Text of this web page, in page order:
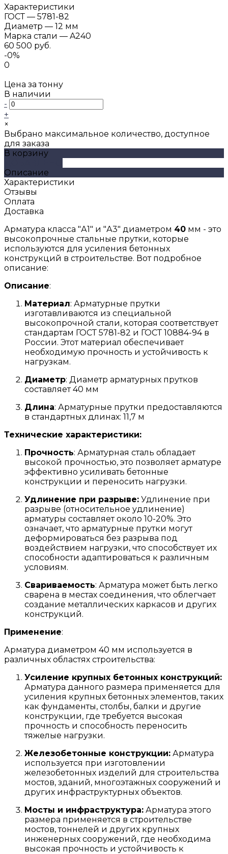
Характеристики
ГОСТ — 5781-82
Диаметр — 12 мм
Марка стали — A240
60 500 руб.
-0%
0
Цена за тонну
В наличии
-
+
×
Выбрано максимальное количество, доступное
для заказа
В корзину
Описание
Характеристики
Отзывы
Оплата
Доставка
Арматура класса "А1" и "А3" диаметром 40 мм - это
высокопрочные стальные прутки, которые
используются для усиления бетонных
конструкций в строительстве. Вот подробное
описание:
Описание:
Материал: Арматурные прутки
изготавливаются из специальной
высокопрочной стали, которая соответствует
стандартам ГОСТ 5781-82 и ГОСТ 10884-94 в
России. Этот материал обеспечивает
необходимую прочность и устойчивость к
нагрузкам.
Диаметр: Диаметр арматурных прутков
составляет 40 мм
Длина: Арматурные прутки предоставляются
в стандартных длинах: 11,7 м
Технические характеристики:
Прочность: Арматурная сталь обладает
высокой прочностью, это позволяет арматуре
эффективно усиливать бетонные
конструкции и переносить нагрузки.
Удлинение при разрыве: Удлинение при
разрыве (относительное удлинение)
арматуры составляет около 10-20%. Это
означает, что арматурные прутки могут
деформироваться без разрыва под
воздействием нагрузки, что способствует их
способности адаптироваться к различным
условиям.
Свариваемость: Арматура может быть легко
сварена в местах соединения, что облегчает
создание металлических каркасов и других
конструкций.
Применение:
Арматура диаметром 40 мм используется в
различных областях строительства:
Усиление крупных бетонных конструкций:
Арматура данного размера применяется для
усиления крупных бетонных элементов, таких
как фундаменты, столбы, балки и другие
конструкции, где требуется высокая
прочность и способность переносить
тяжелые нагрузки.
Железобетонные конструкции: Арматура
используется при изготовлении
железобетонных изделий для строительства
мостов, зданий, многоэтажных сооружений и
других инфраструктурных объектов.
Мосты и инфраструктура: Арматура этого
размера применяется в строительстве
мостов, тоннелей и других крупных
инженерных сооружений, где необходима
высокая прочность и устойчивость к